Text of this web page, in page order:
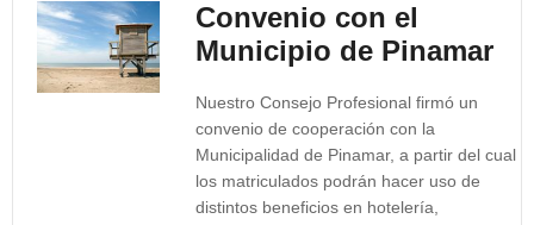
Convenio con el
Municipio de Pinamar
Nuestro Consejo Profesional firmó un
convenio de cooperación con la
Municipalidad de Pinamar, a partir del cual
los matriculados podrán hacer uso de
distintos beneficios en hotelería,